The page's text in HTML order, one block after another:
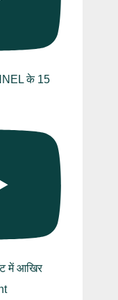
के 15
में आखिर